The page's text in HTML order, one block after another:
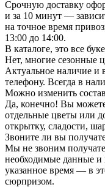
Срочную доставку
и за 10 минут —
на точное время
13:00 до 14:00.
В каталоге, это все
Нет, многие сезонные
Актуальное наличие и
телефону. Всегда в
Можно изменить
Да, конечно! Вы можете
отдельные цветы или
открытку, сладости,
Звоните ли вы
Мы не звоним
необходимые данные и
указанное время — в
сюрпризом.